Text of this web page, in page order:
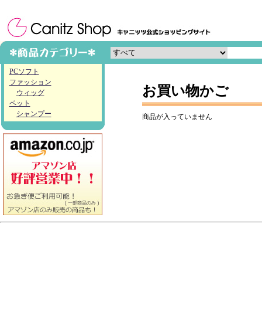
PCソフト
ファッション
ウィッグ
ペット
シャンプー
お買い物かご
商品が入っていません